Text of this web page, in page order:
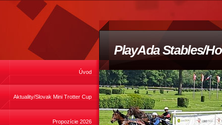
PlayAda Stables/
Úvod
Aktuality/Slovak Mini Trotter Cup
Propozície 2026